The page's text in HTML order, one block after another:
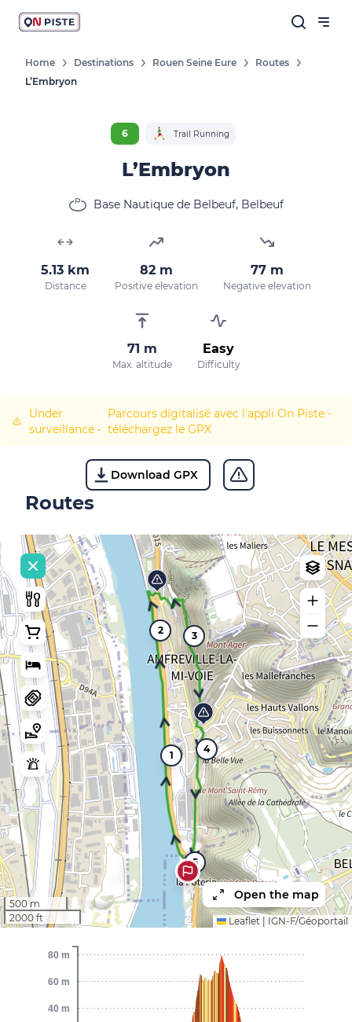
Home Destinations Rouen Seine Eure
Routes
L’Embryon
6 Trail Running
L’Embryon
Base Nautique de Belbeuf, Belbeuf
5.13 km
Distance
82 m
Positive elevation
77 m
Negative elevation
71 m
Max. altitude
Easy
Difficulty
Under
surveillance •
Parcours digitalisé avec l'appli On Piste -
téléchargez le GPX
Download GPX
Routes
1
2 3
4
5
500 m
2000 ft
Open the map
Leaflet IGN-F/Géoportail
40 m
60 m
80 m